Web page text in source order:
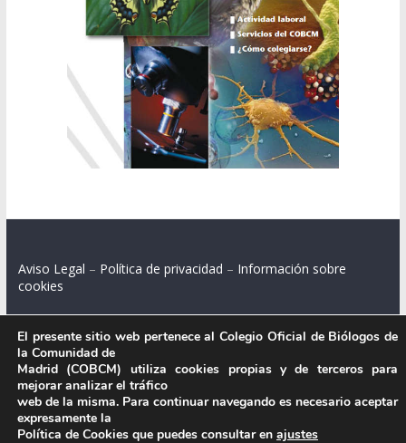
Aviso Legal – Política de privacidad – Información sobre
cookies
Colegio Oficial de Biólogos de la Comunidad de Madrid.
C/ Santa Engracia 108, 2º int.izq. 28003 Madrid.
El presente sitio web pertenece al Colegio Oficial de Biólogos de
la Comunidad de
Madrid (COBCM) utiliza cookies propias y de terceros para
mejorar analizar el tráfico
web de la misma. Para continuar navegando es necesario aceptar
expresamente la
Política de Cookies que puedes consultar en ajustes